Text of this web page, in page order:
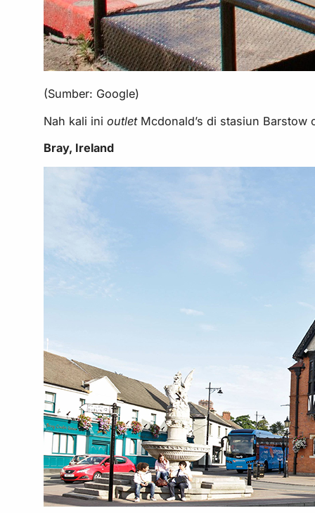
(Sumber: Google)
Nah kali inioutletMcdonald’s di stasiun Barstow
Bray, Ireland